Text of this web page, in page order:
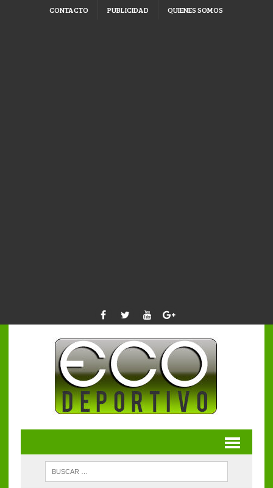
CONTACTO PUBLICIDAD QUIENES SOMOS